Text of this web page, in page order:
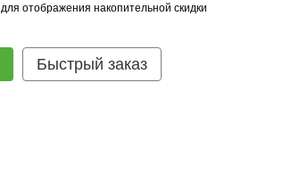
для отображения накопительной скидки
Быстрый заказ